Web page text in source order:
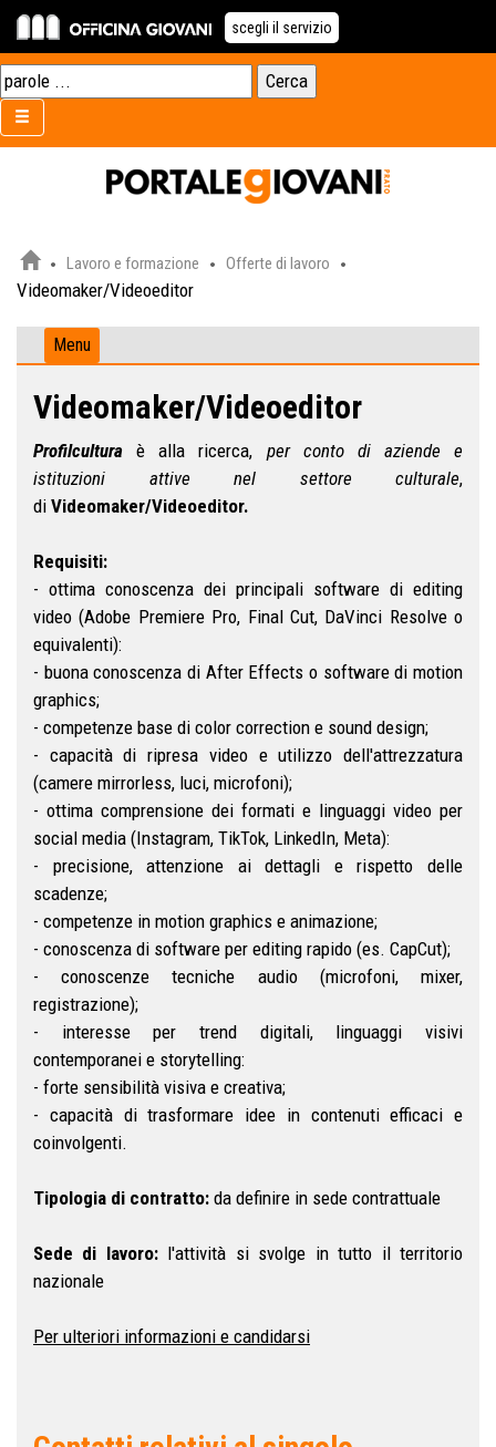
scegli il servizio
Lavoro e formazione Offerte di lavoro
Videomaker/Videoeditor
Menu
Videomaker/Videoeditor
Profilculturaè alla ricerca, per conto di aziende e
istituzioni attive nel settore culturale,
di Videomaker/Videoeditor.
Requisiti:
- ottima conoscenza dei principali software di editing
video (Adobe Premiere Pro, Final Cut, DaVinci Resolve o
equivalenti):
- buona conoscenza di After Effects o software di motion
graphics;
- competenze base di color correction e sound design;
- capacità di ripresa video e utilizzo dell'attrezzatura
(camere mirrorless, luci, microfoni);
- ottima comprensione dei formati e linguaggi video per
social media (Instagram, TikTok, LinkedIn, Meta):
- precisione, attenzione ai dettagli e rispetto delle
scadenze;
- competenze in motion graphics e animazione;
- conoscenza di software per editing rapido (es. CapCut);
- conoscenze tecniche audio (microfoni, mixer,
registrazione);
- interesse per trend digitali, linguaggi visivi
contemporanei e storytelling:
- forte sensibilità visiva e creativa;
- capacità di trasformare idee in contenuti efficaci e
coinvolgenti.
Tipologia di contratto: da definire in sede contrattuale
Sede di lavoro: l'attività si svolge in tutto il territorio
nazionale
Per ulteriori informazioni e candidarsi